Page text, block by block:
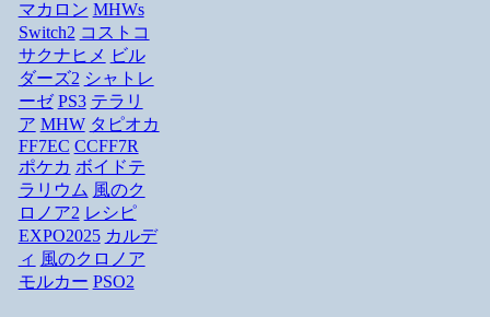
マカロン MHWs
Switch2 コストコ
サクナヒメ ビル
ダーズ2 シャトレ
ーゼ PS3 テラリ
ア MHW タピオカ
FF7EC CCFF7R
ポケカ ボイドテ
ラリウム 風のク
ロノア2 レシピ
EXPO2025 カルデ
ィ 風のクロノア
モルカー PSO2